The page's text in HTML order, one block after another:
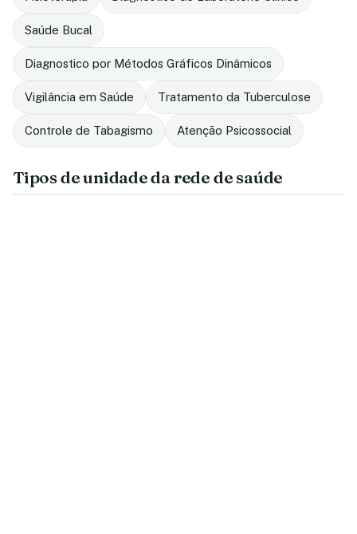
Saúde Bucal
Diagnostico por Métodos Gráficos Dinâmicos
Vigilância em Saúde Tratamento da Tuberculose
Controle de Tabagismo Atenção Psicossocial
Tipos de unidade da rede de saúde